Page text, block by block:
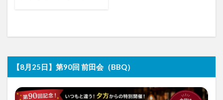
【8月25日】第90回 前田会（BBQ）